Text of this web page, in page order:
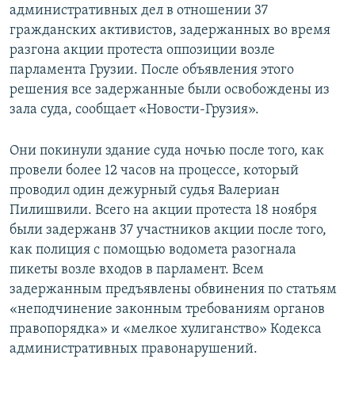
административных дел в отношении 37
гражданских активистов, задержанных во время
разгона акции протеста оппозиции возле
парламента Грузии. После объявления этого
решения все задержанные были освобождены из
зала суда, сообщает «Новости-Грузия».
Они покинули здание суда ночью после того, как
провели более 12 часов на процессе, который
проводил один дежурный судья Валериан
Пилишвили. Всего на акции протеста 18 ноября
были задержанв 37 участников акции после того,
как полиция с помощью водомета разогнала
пикеты возле входов в парламент. Всем
задержанным предъявлены обвинения по статьям
«неподчинение законным требованиям органов
правопорядка» и «мелкое хулиганство» Кодекса
административных правонарушений.